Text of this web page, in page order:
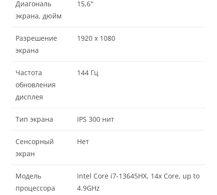
Диагональ
экрана, дюйм
15,6"
Разрешение
экрана
1920 x 1080
Частота
обновления
дисплея
144 Гц
Тип экрана IPS 300 нит
Сенсорный
экран
Нет
Модель
процессора
Intel Core i7-13645HX, 14x Core, up to
4.9GHz